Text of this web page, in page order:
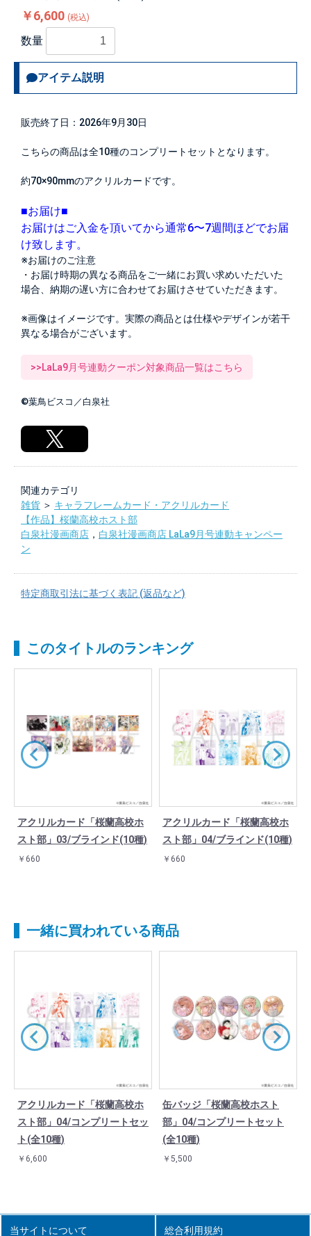
￥6,600 (税込)
数量
アイテム説明
販売終了日：2026年9月30日
こちらの商品は全10種のコンプリートセットとなります。
約70×90mmのアクリルカードです。
■お届け■
お届けはご入金を頂いてから通常6〜7週間ほどでお届
け致します。
※お届けのご注意
・お届け時期の異なる商品をご一緒にお買い求めいただいた
場合、納期の遅い方に合わせてお届けさせていただきます。
※画像はイメージです。実際の商品とは仕様やデザインが若干
異なる場合がございます。
>>LaLa9月号連動クーポン対象商品一覧はこちら
©葉鳥ビスコ／白泉社
関連カテゴリ
雑貨 ＞ キャラフレームカード・アクリルカード
【作品】桜蘭高校ホスト部
白泉社漫画商店 ， 白泉社漫画商店 LaLa9月号連動キャンペー
ン
特定商取引法に基づく表記 (返品など)
このタイトルのランキング
アクリルカード「桜蘭高校ホ
スト部」03/ブラインド(10種)
￥660
アクリルカード「桜蘭高校ホ
スト部」04/ブラインド(10種)
￥660
一緒に買われている商品
アクリルカード「桜蘭高校ホ
スト部」04/コンプリートセッ
ト(全10種)
￥6,600
缶バッジ「桜蘭高校ホスト
部」04/コンプリートセット
(全10種)
￥5,500
当サイトについて 総合利用規約